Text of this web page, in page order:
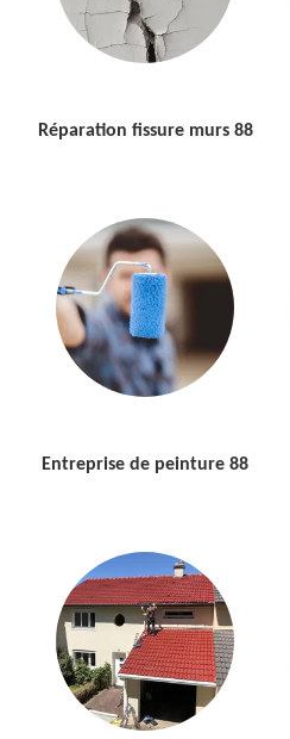
Réparation fissure murs 88
Entreprise de peinture 88